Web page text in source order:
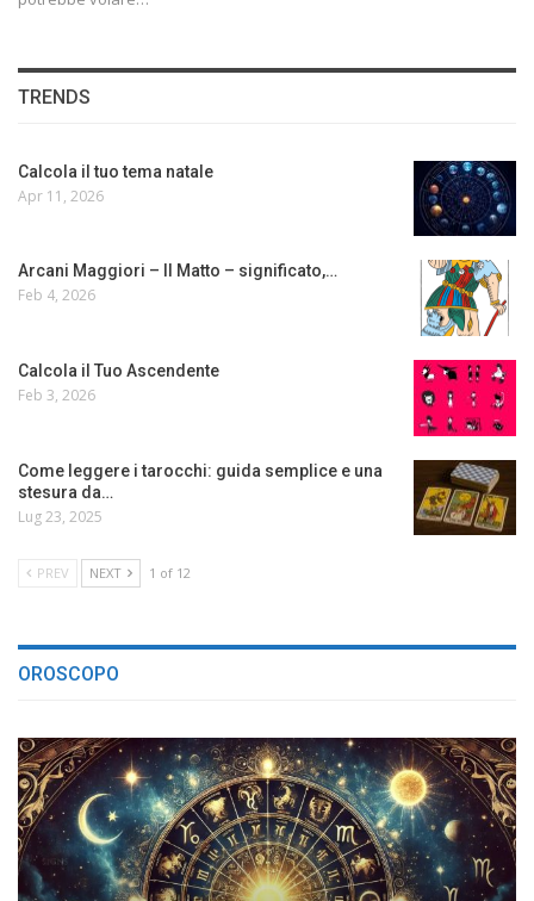
TRENDS
Calcola il tuo tema natale
Apr 11, 2026
Arcani Maggiori – Il Matto – significato,…
Feb 4, 2026
Calcola il Tuo Ascendente
Feb 3, 2026
Come leggere i tarocchi: guida semplice e una
stesura da…
Lug 23, 2025
PREV NEXT 1 of 12
OROSCOPO